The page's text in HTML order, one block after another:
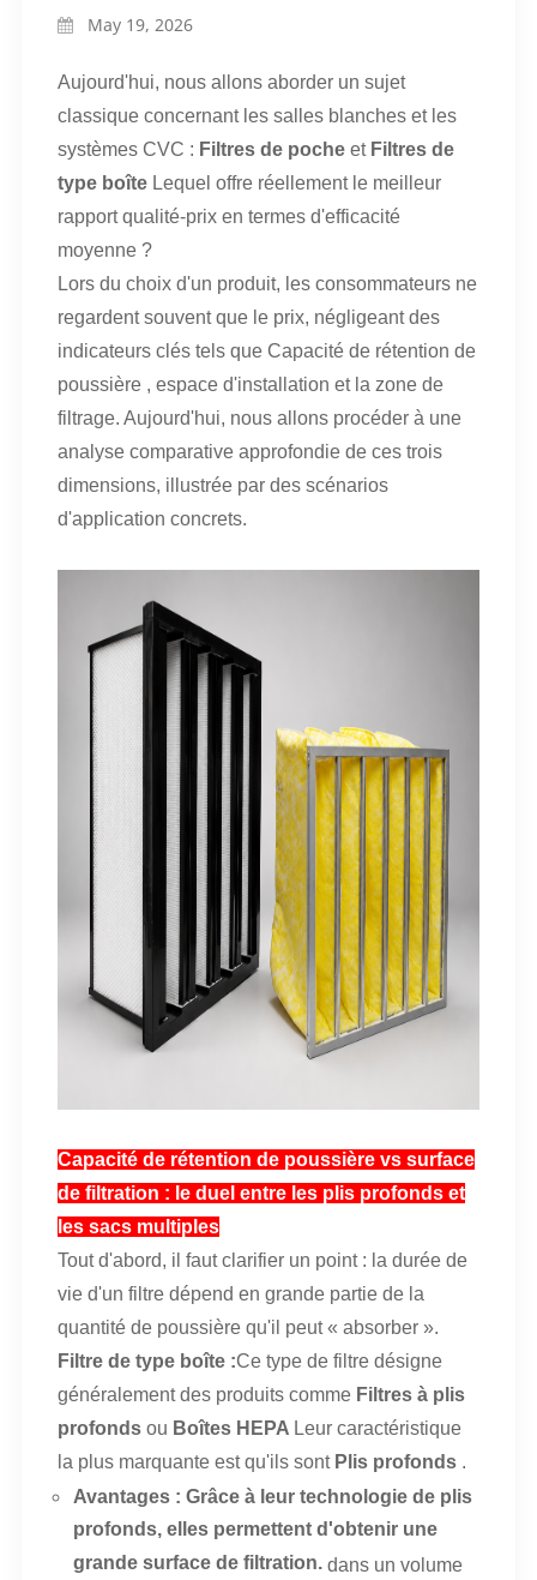
May 19, 2026
Aujourd'hui, nous allons aborder un sujet
classique concernant les salles blanches et les
systèmes CVC : Filtres de poche et Filtres de
type boîte Lequel offre réellement le meilleur
rapport qualité-prix en termes d'efficacité
moyenne ?
Lors du choix d'un produit, les consommateurs ne
regardent souvent que le prix, négligeant des
indicateurs clés tels que Capacité de rétention de
poussière , espace d'installation et la zone de
filtrage. Aujourd'hui, nous allons procéder à une
analyse comparative approfondie de ces trois
dimensions, illustrée par des scénarios
d'application concrets.
Capacité de rétention de poussière vs surface
de filtration : le duel entre les plis profonds et
les sacs multiples
Tout d'abord, il faut clarifier un point : la durée de
vie d'un filtre dépend en grande partie de la
quantité de poussière qu'il peut « absorber ».
Filtre de type boîte :Ce type de filtre désigne
généralement des produits comme Filtres à plis
profonds ou Boîtes HEPA Leur caractéristique
la plus marquante est qu'ils sont Plis profonds .
Avantages : Grâce à leur technologie de plis
profonds, elles permettent d'obtenir une
grande surface de filtration. dans un volume